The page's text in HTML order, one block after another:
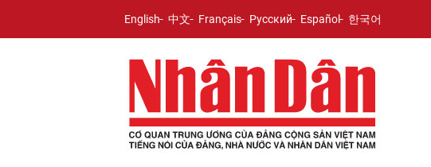
English 中文 Français Русский Español 한국어